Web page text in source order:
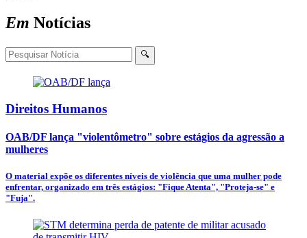
Em Notícias
🔍
Direitos Humanos
OAB/DF lança "violentômetro" sobre estágios da agressão a
mulheres
O material expõe os diferentes níveis de violência que uma mulher pode
enfrentar, organizado em três estágios: "Fique Atenta", "Proteja-se" e
"Fuja".